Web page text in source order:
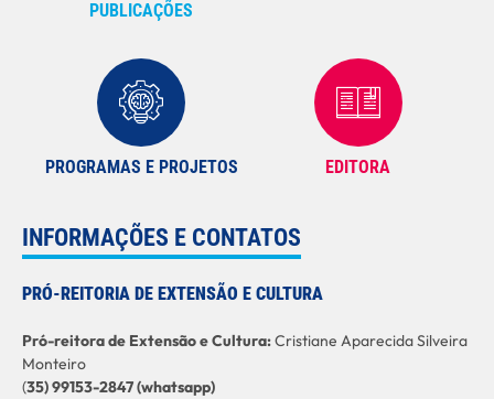
PUBLICAÇÕES
PROGRAMAS E PROJETOS EDITORA
INFORMAÇÕES E CONTATOS
PRÓ-REITORIA DE EXTENSÃO E CULTURA
Pró-reitora de Extensão e Cultura:Cristiane Aparecida Silveira
Monteiro
(35) 99153-2847 (whatsapp)